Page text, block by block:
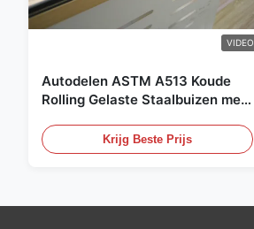
VIDEO
Autodelen ASTM A513 Koude
Rolling Gelaste Staalbuizen met
Krijg Beste Prijs